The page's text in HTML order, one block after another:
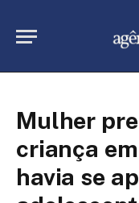
Mulher
criança
havia se